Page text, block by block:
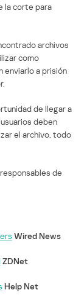
la corte para
archivos
como
enviarlo a prisión
de llegar a
deben
el archivo, todo
de
Wired News
ZDNet
Help Net